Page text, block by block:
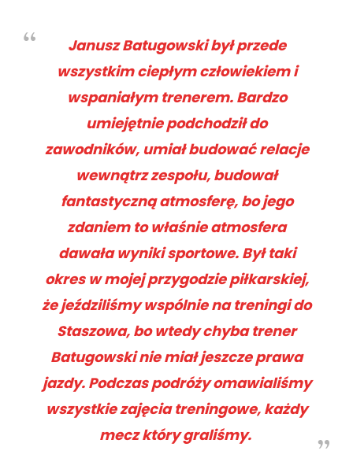
Janusz Batugowski był przede
wszystkim ciepłym człowiekiem i
wspaniałym trenerem. Bardzo
umiejętnie podchodził do
zawodników, umiał budować relacje
wewnątrz zespołu, budował
fantastyczną atmosferę, bo jego
zdaniem to właśnie atmosfera
dawała wyniki sportowe. Był taki
okres w mojej przygodzie piłkarskiej,
że jeździliśmy wspólnie na treningi do
Staszowa, bo wtedy chyba trener
Batugowski nie miał jeszcze prawa
jazdy. Podczas podróży omawialiśmy
wszystkie zajęcia treningowe, każdy
mecz który graliśmy.